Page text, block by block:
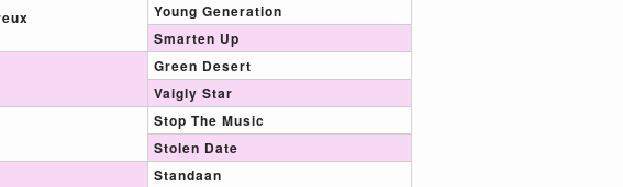
Young Generation
Smarten Up
Green Desert
Vaigly Star
Stop The Music
Stolen Date
Standaan